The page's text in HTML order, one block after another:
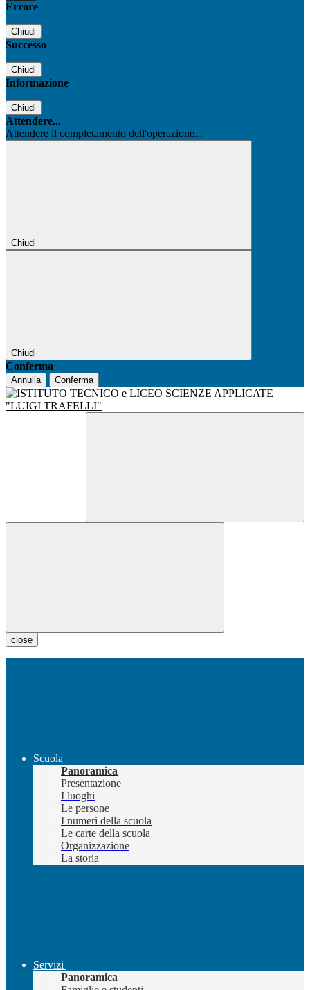
Errore
Chiudi
Successo
Chiudi
Informazione
Chiudi
Attendere...
Attendere il completamento dell'operazione...
Chiudi
Chiudi
Conferma
Annulla Conferma
close
Scuola
Panoramica
Presentazione
I luoghi
Le persone
I numeri della scuola
Le carte della scuola
Organizzazione
La storia
Servizi
Panoramica